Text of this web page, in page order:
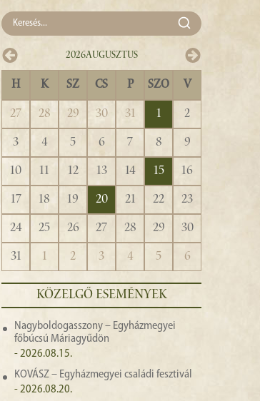
2026Augusztus
H K SZ CS P SZO V
27 28 29 30 31 1
2
3
4 5 6 7 8
9
10
11 12 13 14 15
16
17
18 19 20 21 22
23
24
25 26 27 28 29
30
31
1 2 3 4 5 6
KÖZELGŐ ESEMÉNYEK
Nagyboldogasszony – Egyházmegyei
főbúcsú Máriagyűdön
- 2026.08.15.
KOVÁSZ – Egyházmegyei családi fesztivál
- 2026.08.20.